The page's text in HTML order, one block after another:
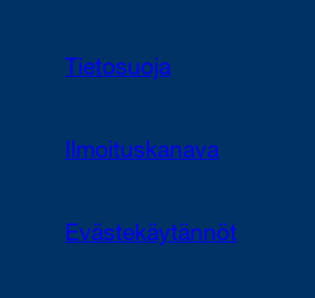
Tietosuoja
Ilmoituskanava
Evästekäytännöt